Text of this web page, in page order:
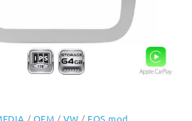
/ OEM / VW / EOS mod.